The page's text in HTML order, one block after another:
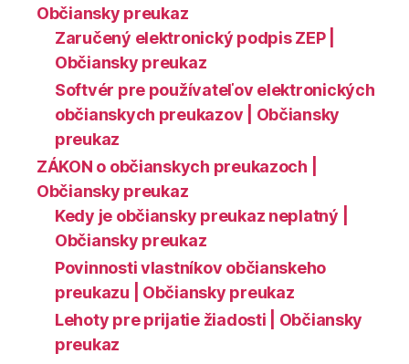
Občiansky preukaz
Zaručený elektronický podpis ZEP |
Občiansky preukaz
Softvér pre používateľov elektronických
občianskych preukazov | Občiansky
preukaz
ZÁKON o občianskych preukazoch |
Občiansky preukaz
Kedy je občiansky preukaz neplatný |
Občiansky preukaz
Povinnosti vlastníkov občianskeho
preukazu | Občiansky preukaz
Lehoty pre prijatie žiadosti | Občiansky
preukaz